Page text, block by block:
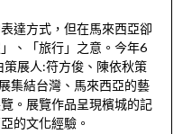
達方式，但在馬來西亞卻
、「旅行」之意。今年6
展人:符方俊、陳依秋策
集結台灣、馬來西亞的藝
。展覽作品呈現檳城的記
的文化經驗。